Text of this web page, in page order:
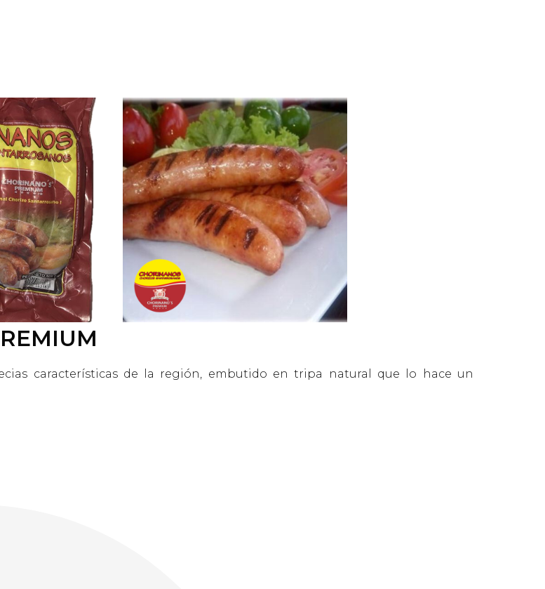
características de la región, embutido en tripa natural que lo hace un